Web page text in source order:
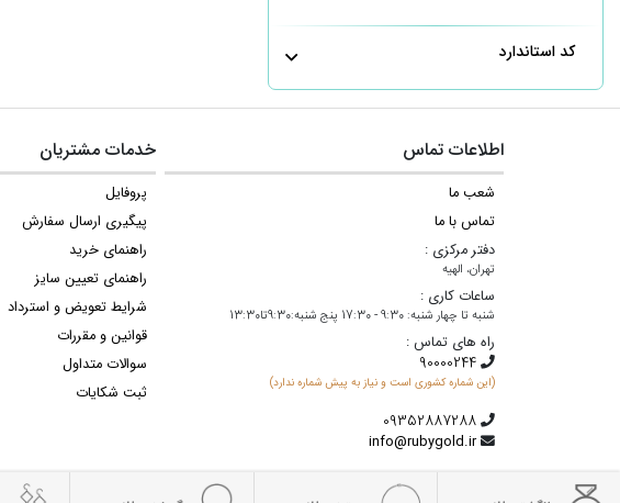
کد استاندارد
اطلاعات تماس
شعب ما
تماس با ما
دفتر مرکزی :
تهران، الهیه
ساعات کاری :
شنبه تا چهار شنبه: 9:30 - 17:30 پنج شنبه:9:30تا13:30
راه های تماس :
(این شماره کشوری است و نیاز به پیش شماره ندارد)
info@rubygold.ir
خدمات مشتریان
پروفایل
پیگیری ارسال سفارش
راهنمای خرید
راهنمای تعیین سایز
شرایط تعویض و استرداد
قوانین و مقررات
سوالات متداول
ثبت شکایات